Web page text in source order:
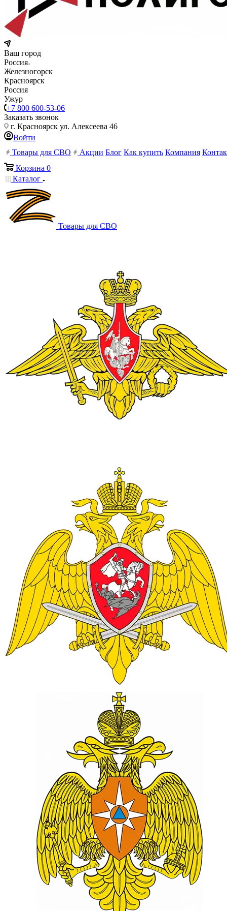
Ваш город
Россия
Железногорск
Красноярск
Россия
Ужур
+7 800 600-53-06
Заказать звонок
г. Красноярск ул. Алексеева 46
Войти
Товары для СВО
Акции Блог Как купить Компания
Корзина 0
Каталог
Товары для СВО